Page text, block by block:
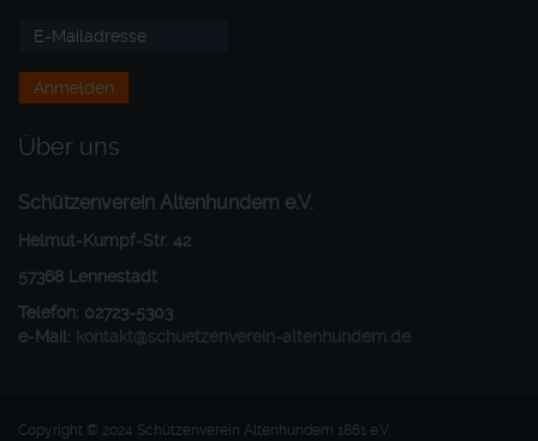
Über uns
Schützenverein Altenhundem e.V.
Helmut-Kumpf-Str. 42
57368 Lennestadt
Telefon: 02723-5303
e-Mail: kontakt@schuetzenverein-altenhundem.de
Copyright © 2024 Schützenverein Altenhundem 1861 e.V.